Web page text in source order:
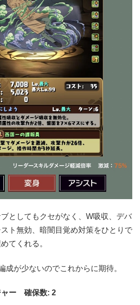
としてもクセがなく、W吸収、デバ
ト無効、暗闇目覚め対策をひとりで
てくれる。
成が少ないのでこれからに期待。
ャー 確保数: 2